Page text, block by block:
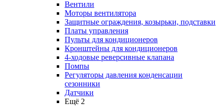
Вентили
Моторы вентилятора
Защитные ограждения, козырьки, подставки
Платы управления
Пульты для кондиционеров
Кронштейны для кондиционеров
4-ходовые реверсивные клапана
Помпы
Регуляторы давления конденсации
сезонники
Датчики
Ещё 2